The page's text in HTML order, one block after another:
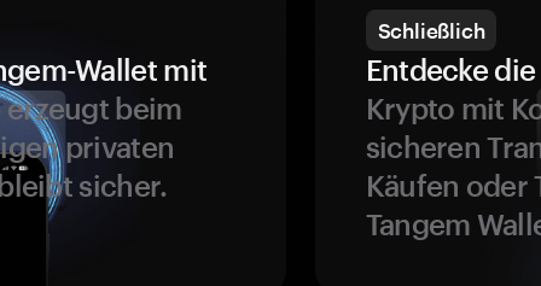
Wallet mit
beim
privaten
sicher.
Schließlich
Entdecke
Krypto mit
sicheren
Käufen oder
Tangem